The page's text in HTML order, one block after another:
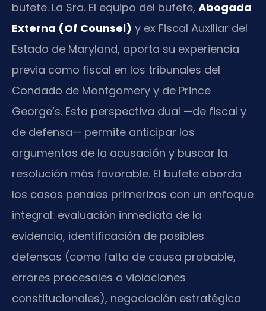
bufete. La Sra. El equipo del bufete, Abogada
Externa (Of Counsel) y ex Fiscal Auxiliar del
Estado de Maryland, aporta su experiencia
previa como fiscal en los tribunales del
Condado de Montgomery y de Prince
George’s. Esta perspectiva dual —de fiscal y
de defensa— permite anticipar los
argumentos de la acusación y buscar la
resolución más favorable. El bufete aborda
los casos penales primerizos con un enfoque
integral: evaluación inmediata de la
evidencia, identificación de posibles
defensas (como falta de causa probable,
errores procesales o violaciones
constitucionales), negociación estratégica